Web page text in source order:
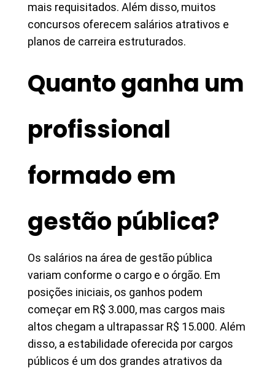
mais requisitados. Além disso, muitos
concursos oferecem salários atrativos e
planos de carreira estruturados.
Quanto ganha um
profissional
formado em
gestão pública?
Os salários na área de gestão pública
variam conforme o cargo e o órgão. Em
posições iniciais, os ganhos podem
começar em R$ 3.000, mas cargos mais
altos chegam a ultrapassar R$ 15.000. Além
disso, a estabilidade oferecida por cargos
públicos é um dos grandes atrativos da